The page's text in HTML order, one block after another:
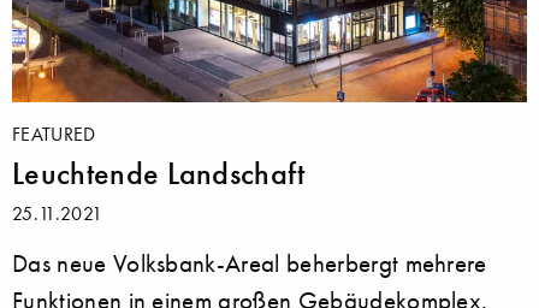
FEATURED
Leuchtende Landschaft
25.11.2021
Das neue Volksbank-Areal beherbergt mehrere
Funktionen in einem großen Gebäudekomplex.